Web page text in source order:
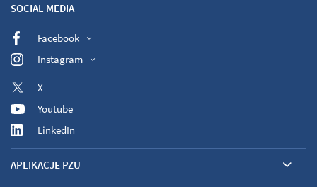
SOCIAL MEDIA
Facebook
Instagram
X
Youtube
LinkedIn
APLIKACJE PZU